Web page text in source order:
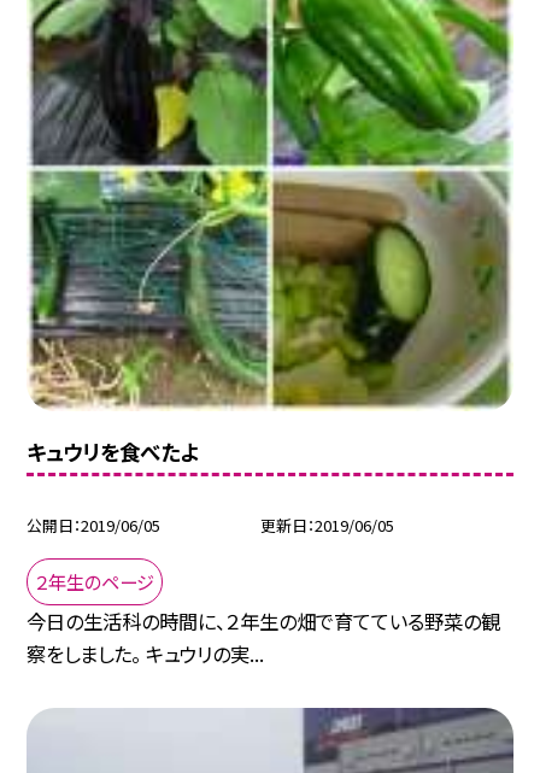
キュウリを食べたよ
公開日 2019/06/05 更新日 2019/06/05
２年生のページ
今日の生活科の時間に、２年生の畑で育てている野菜の観
察をしました。 キュウリの実...